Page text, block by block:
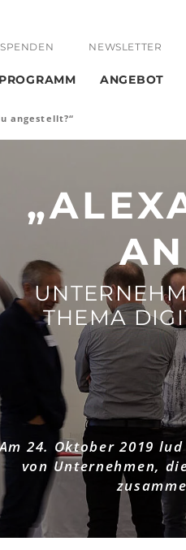
SPENDEN NEWSLETTER
PROGRAMM ANGEBOT
angestellt?“
THEMA
24. Oktober 2019
von Unternehmen,